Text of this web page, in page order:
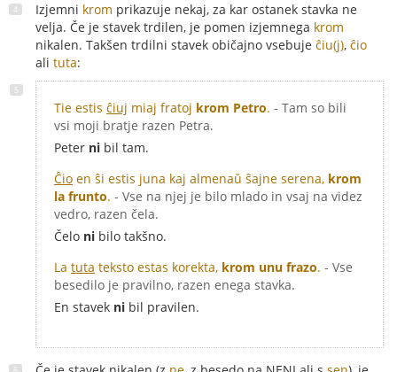
Izjemni krom prikazuje nekaj, za kar ostanek stavka ne
velja. Če je stavek trdilen, je pomen izjemnega krom
nikalen. Takšen trdilni stavek običajno vsebuje ĉiu(j), ĉio
ali tuta:
Tie estis ĉiuj miaj fratoj krom Petro. - Tam so bili
vsi moji bratje razen Petra.
Peter ni bil tam.
Ĉio en ŝi estis juna kaj almenaŭ ŝajne serena, krom
la frunto. - Vse na njej je bilo mlado in vsaj na videz
vedro, razen čela.
Čelo ni bilo takšno.
La tuta teksto estas korekta, krom unu frazo. - Vse
besedilo je pravilno, razen enega stavka.
En stavek ni bil pravilen.